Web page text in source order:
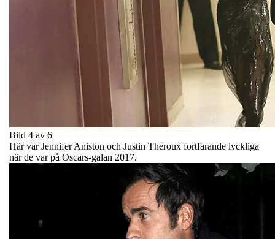
Bild 4 av 6
Här var Jennifer Aniston och Justin Theroux fortfarande lyckliga
när de var på Oscars-galan 2017.